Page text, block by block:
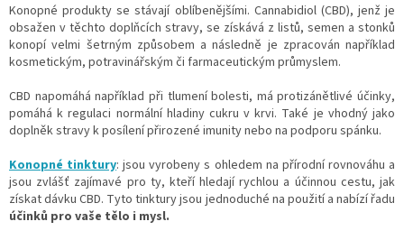
Konopné produkty se stávají oblíbenějšími. Cannabidiol (CBD), jenž je
obsažen v těchto doplňcích stravy, se získává z listů, semen a stonků
konopí velmi šetrným způsobem a následně je zpracován například
kosmetickým, potravinářským či farmaceutickým průmyslem.
CBD napomáhá například při tlumení bolesti, má protizánětlivé účinky,
pomáhá k regulaci normální hladiny cukru v krvi. Také je vhodný jako
doplněk stravy k posílení přirozené imunitynebo na podporu spánku.
Konopné tinktury:jsou vyrobeny s ohledem na přírodní rovnováhu a
jsou zvlášť zajímavé pro ty, kteří hledají rychlou a účinnou cestu, jak
získat dávku CBD. Tyto tinktury jsou jednoduché na použití a nabízí řadu
účinků pro vaše tělo i mysl.